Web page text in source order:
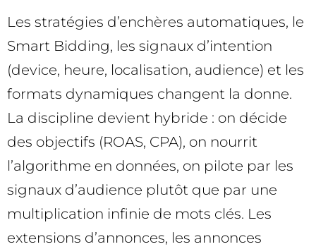
Les stratégies d’enchères automatiques, le
Smart Bidding, les signaux d’intention
(device, heure, localisation, audience) et les
formats dynamiques changent la donne.
La discipline devient hybride : on décide
des objectifs (ROAS, CPA), on nourrit
l’algorithme en données, on pilote par les
signaux d’audience plutôt que par une
multiplication infinie de mots clés. Les
extensions d’annonces, les annonces